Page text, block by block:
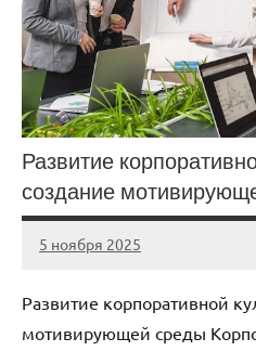
Развитие
создание
5 ноября 2025
cement_zavod
Нет
Развитие корпоративной
мотивирующей среды